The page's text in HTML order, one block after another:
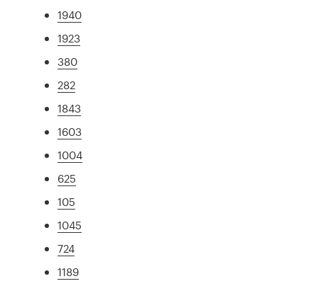
1940
1923
380
282
1843
1603
1004
625
105
1045
724
1189